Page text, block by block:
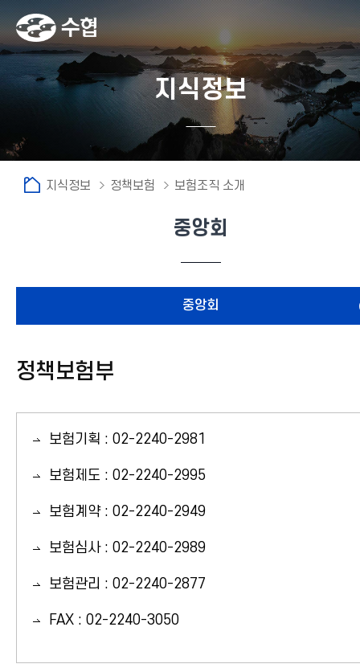
지식정보
지식정보 정책보험 보험조직 소개
중앙회
fnctId=sitemenu,menuViewType=tab
중앙회
지정수리소
정책보험부
보험기획 : 02-2240-2981
보험제도 : 02-2240-2995
보험계약 : 02-2240-2949
보험심사 : 02-2240-2989
보험관리 : 02-2240-2877
FAX : 02-2240-3050